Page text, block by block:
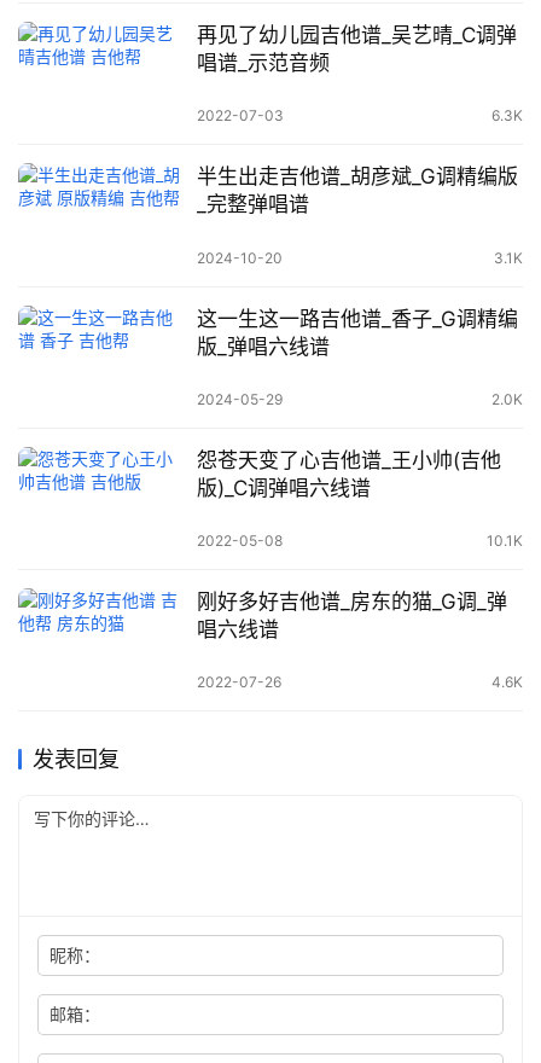
再见了幼儿园吉他谱_吴艺晴_C调弹
唱谱_示范音频
2022-07-03 6.3K
半生出走吉他谱_胡彦斌_G调精编版
_完整弹唱谱
2024-10-20 3.1K
这一生这一路吉他谱_香子_G调精编
版_弹唱六线谱
2024-05-29 2.0K
怨苍天变了心吉他谱_王小帅(吉他
版)_C调弹唱六线谱
2022-05-08 10.1K
刚好多好吉他谱_房东的猫_G调_弹
唱六线谱
2022-07-26 4.6K
发表回复
昵称：
邮箱：